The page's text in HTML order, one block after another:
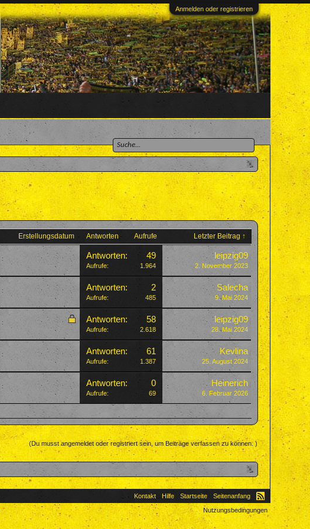
Anmelden oder registrieren
Erstellungsdatum Antworten Aufrufe Letzter Beitrag ↑
Antworten: 49
Aufrufe: 1.964
leipzig09
2. November 2023
Antworten: 2
Aufrufe: 485
Salecha
9. Mai 2024
Antworten: 58
Aufrufe: 2.618
leipzig09
28. Mai 2024
Antworten: 61
Aufrufe: 1.387
Kevlina
25. August 2024
Antworten: 0
Aufrufe: 69
Heinerich
6. Februar 2026
(Du musst angemeldet oder registriert sein, um Beiträge verfassen zu können. )
Kontakt Hilfe Startseite
Seitenanfang
Nutzungsbedingungen